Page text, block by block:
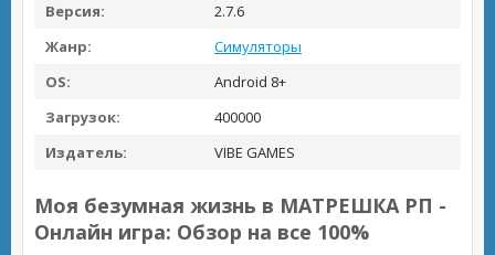
Версия:
2.7.6
Жанр:
Симуляторы
OS:
Android 8+
Загрузок:
400000
Издатель:
VIBE GAMES
Моя безумная жизнь в МАТРЕШКА РП -
Онлайн игра: Обзор на все 100%